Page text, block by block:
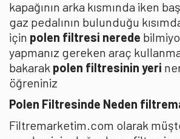
kapağının arka kısmında iken
gaz pedalının bulunduğu
için polen filtresi nerede
yapmanız gereken araç
bakarak polen filtresinin yeri
öğreniniz
Polen Filtresinde Neden
Filtremarketim.com olarak